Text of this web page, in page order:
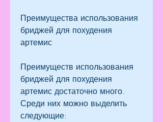
Преимущества использования
бриджей для похудения
артемис
Преимуществ использования
бриджей для похудения
артемис достаточно много.
Среди них можно выделить
следующие: